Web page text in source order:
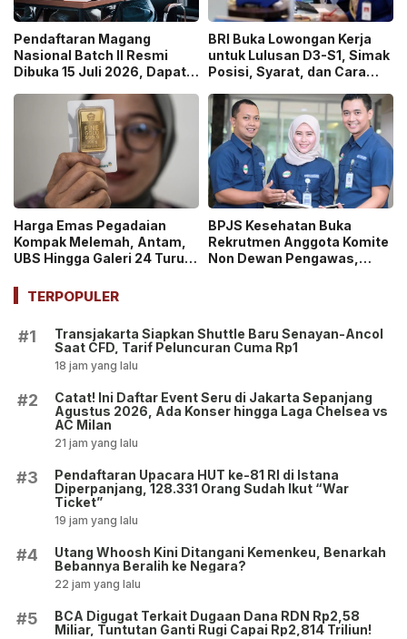
Pendaftaran Magang
Nasional Batch II Resmi
Dibuka 15 Juli 2026, Dapat
BRI Buka Lowongan Kerja
untuk Lulusan D3-S1, Simak
Posisi, Syarat, dan Cara
Harga Emas Pegadaian
Kompak Melemah, Antam,
UBS Hingga Galeri 24 Turun
BPJS Kesehatan Buka
Rekrutmen Anggota Komite
Non Dewan Pengawas,
TERPOPULER
#1
Transjakarta Siapkan Shuttle Baru Senayan-Ancol
Saat CFD, Tarif Peluncuran Cuma Rp1
18 jam yang lalu
#2
Catat! Ini Daftar Event Seru di Jakarta Sepanjang
Agustus 2026, Ada Konser hingga Laga Chelsea vs
AC Milan
21 jam yang lalu
#3
Pendaftaran Upacara HUT ke-81 RI di Istana
Diperpanjang, 128.331 Orang Sudah Ikut “War
Ticket”
19 jam yang lalu
#4
Utang Whoosh Kini Ditangani Kemenkeu, Benarkah
Bebannya Beralih ke Negara?
22 jam yang lalu
#5
BCA Digugat Terkait Dugaan Dana RDN Rp2,58
Miliar, Tuntutan Ganti Rugi Capai Rp2,814 Triliun!